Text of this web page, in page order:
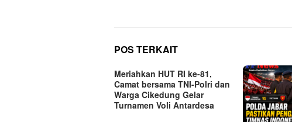
POS TERKAIT
Meriahkan HUT RI ke-81,
Camat bersama TNI-Polri dan
Warga Cikedung Gelar
Turnamen Voli Antardesa